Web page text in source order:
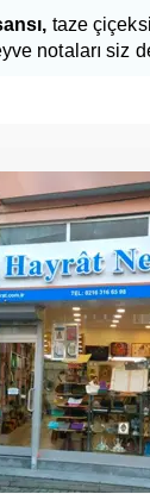
taze
notaları siz